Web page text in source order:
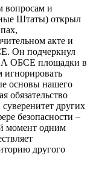
вопросам и
Штаты) открыл
акте и
Он подчеркнул
ОБСЕ площадки в
игнорировать
основы нашего
обязательство
других
безопасности –
момент одним
другого